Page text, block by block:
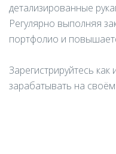
детализированные
Регулярно выполняя
портфолио и
Зарегистрируйтесь
зарабатывать на